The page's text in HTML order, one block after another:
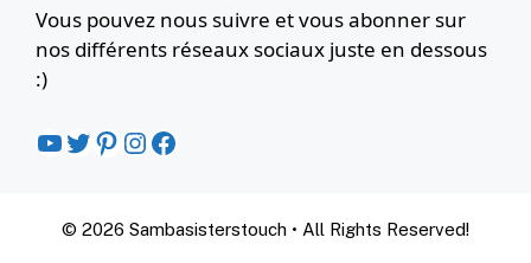
Vous pouvez nous suivre et vous abonner sur
nos différents réseaux sociaux juste en dessous
:)
YouTube
Twitter
Pinterest
Instagram
Facebook
© 2026 Sambasisterstouch • All Rights Reserved!